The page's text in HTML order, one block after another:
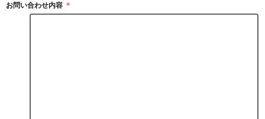
お問い合わせ内容 ＊